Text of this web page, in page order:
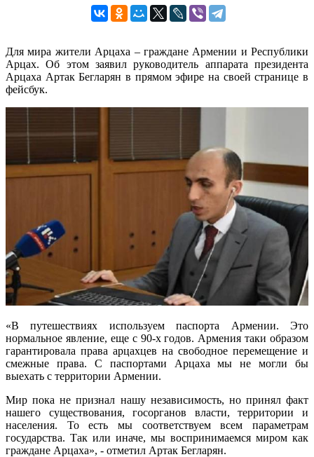
Для мира жители Арцаха – граждане Армении и Республики
Арцах. Об этом заявил руководитель аппарата президента
Арцаха Артак Бегларян в прямом эфире на своей странице в
фейсбук.
«В путешествиях используем паспорта Армении. Это
нормальное явление, еще с 90-х годов. Армения таки образом
гарантировала права арцахцев на свободное перемещение и
смежные права. С паспортами Арцаха мы не могли бы
выехать с территории Армении.
Мир пока не признал нашу независимость, но принял факт
нашего существования, госорганов власти, территории и
населения. То есть мы соответствуем всем параметрам
государства. Так или иначе, мы воспринимаемся миром как
граждане Арцаха», - отметил Артак Бегларян.